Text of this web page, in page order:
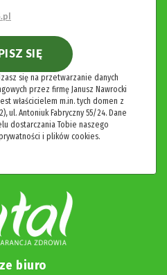
SIĘ
się na przetwarzanie danych
przez firmę Janusz Nawrocki
właścicielem m.in. tych domen z
ul. Antoniuk Fabryczny 55/24. Dane
dostarczania Tobie naszego
i plików cookies.
biuro